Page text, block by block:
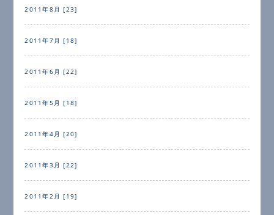
2011年8月 [23]
2011年7月 [18]
2011年6月 [22]
2011年5月 [18]
2011年4月 [20]
2011年3月 [22]
2011年2月 [19]